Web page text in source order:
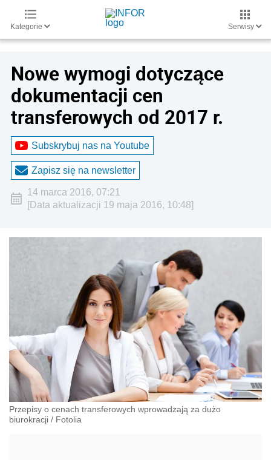
Kategorie Serwisy
Nowe wymogi dotyczące
dokumentacji cen
transferowych od 2017 r.
Subskrybuj nas na Youtube
Zapisz się na newsletter
14 marca 2016, 07:21
[Data aktualizacji 19 maja 2016, 10:48]
Przepisy o cenach transferowych wprowadzają za dużo
biurokracji / Fotolia